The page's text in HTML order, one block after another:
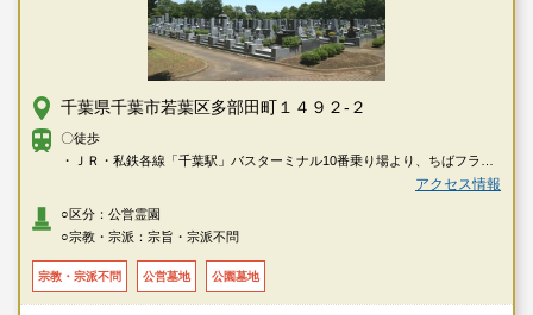
千葉県千葉市若葉区多部田町１４９２-２
〇徒歩
・ＪＲ・私鉄各線「千葉駅」バスターミナル10番乗り場より、ちばフラワ
ーバス「中野操車場」行・「成東」行にて「北谷津」下車→徒歩で約8分
・ＪＲ・私鉄各線「千葉駅」バスターミナル10番乗り場より、ちばフラワ
ーバス「（いずみ台ローズタウン経由）中野操車場」行にて「平和公園い
・千葉都市モノレール2号線「千城台駅」よりいずみバス（コミュニティバ
ス）にて「平和公園いずみ台ローズタウン」下車→徒歩で約6分
アクセス情報
○区分：公営霊園
○宗教・宗派：宗旨・宗派不問
宗教・宗派不問 公営墓地 公園墓地